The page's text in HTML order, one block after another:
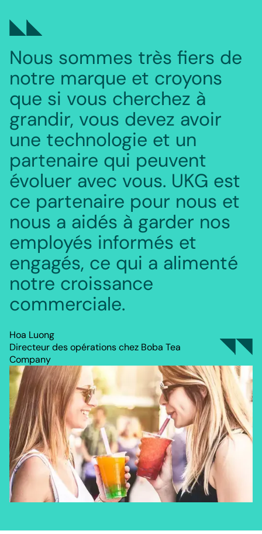
Nous sommes très fiers de
notre marque et croyons
que si vous cherchez à
grandir, vous devez avoir
une technologie et un
partenaire qui peuvent
évoluer avec vous. UKG est
ce partenaire pour nous et
nous a aidés à garder nos
employés informés et
engagés, ce qui a alimenté
notre croissance
commerciale.
Hoa Luong
Directeur des opérations chez Boba Tea
Company